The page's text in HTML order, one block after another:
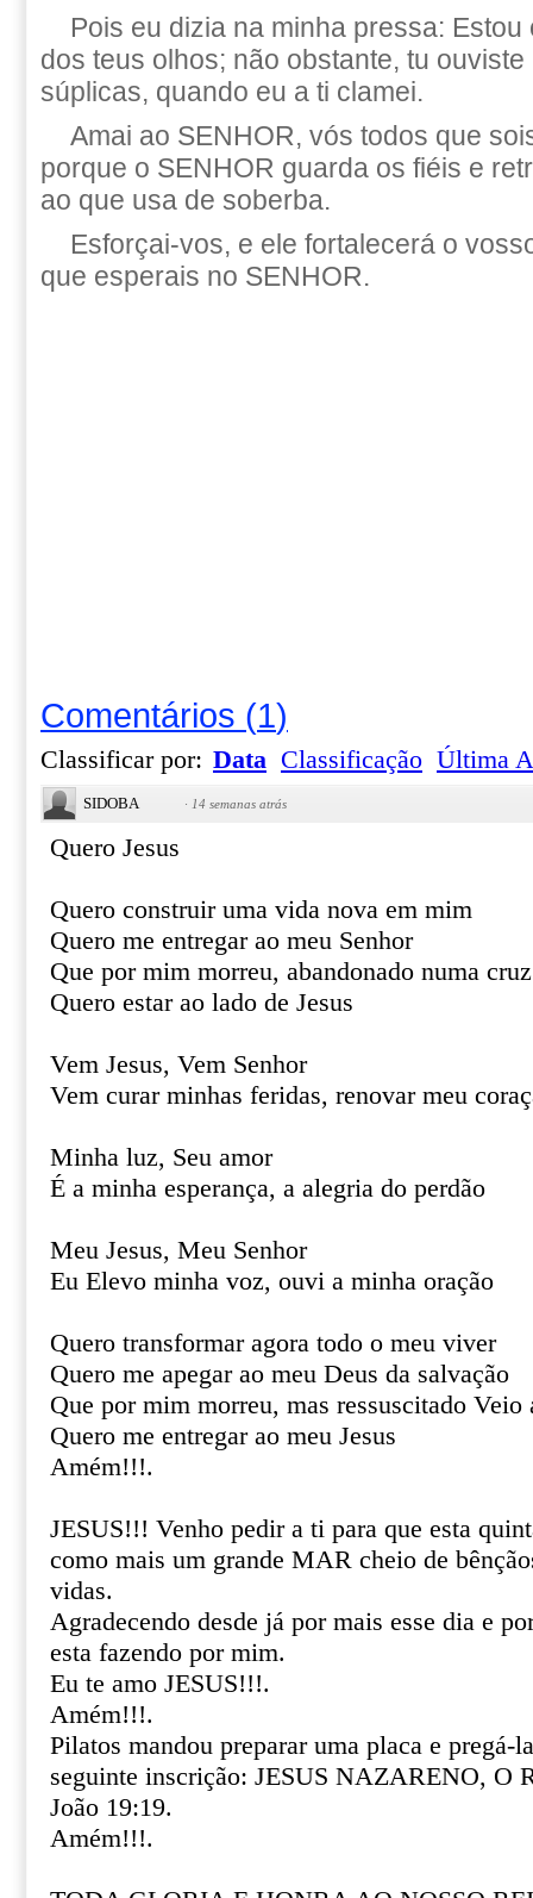
Pois eu dizia na minha pressa:
dos teus olhos; não obstante, tu
súplicas, quando eu a ti clamei.
Amai ao SENHOR, vós todos que
porque o SENHOR guarda os fiéis e
ao que usa de soberba.
Esforçai-vos, e ele fortalecerá o
que esperais no SENHOR.
Comentários (1)
Classificar por: Data Classificação Última
SIDOBA · 14 semanas atrás
Quero Jesus
Quero construir uma vida nova em mim
Quero me entregar ao meu Senhor
Que por mim morreu, abandonado numa cruz
Quero estar ao lado de Jesus
Vem Jesus, Vem Senhor
Vem curar minhas feridas, renovar meu
Minha luz, Seu amor
É a minha esperança, a alegria do perdão
Meu Jesus, Meu Senhor
Eu Elevo minha voz, ouvi a minha oração
Quero transformar agora todo o meu viver
Quero me apegar ao meu Deus da salvação
Que por mim morreu, mas ressuscitado Veio
Quero me entregar ao meu Jesus
Amém!!!.
JESUS!!! Venho pedir a ti para que esta
como mais um grande MAR cheio de
vidas.
Agradecendo desde já por mais esse dia e
esta fazendo por mim.
Eu te amo JESUS!!!.
Amém!!!.
Pilatos mandou preparar uma placa e pregá-
seguinte inscrição: JESUS NAZARENO, O
João 19:19.
Amém!!!.